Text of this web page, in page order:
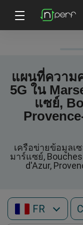
แผนที่ความ
5G ใน
แซย์,
เครือข่ายข้อมูลเ
มาร์แซย์,
d'Azur,
FR